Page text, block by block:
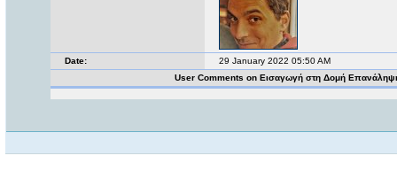
Date:
29 January 2022 05:50 AM
User Comments on Εισαγωγή στη Δομή